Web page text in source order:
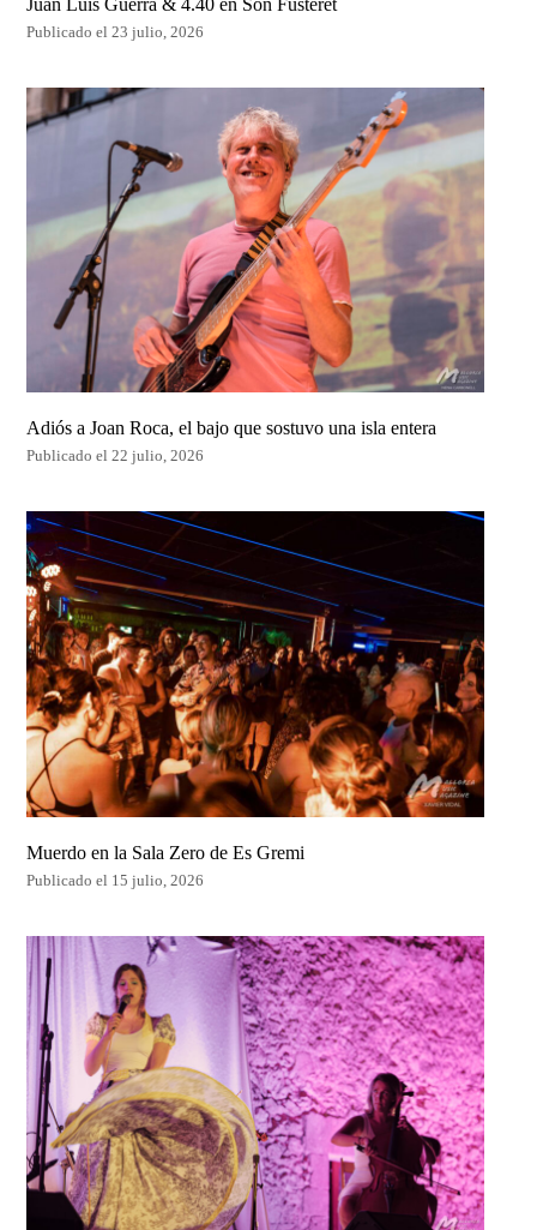
Juan Luis Guerra & 4.40 en Son Fusteret
Publicado el 23 julio, 2026
Adiós a Joan Roca, el bajo que sostuvo una isla entera
Publicado el 22 julio, 2026
Muerdo en la Sala Zero de Es Gremi
Publicado el 15 julio, 2026